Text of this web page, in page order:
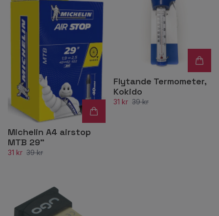
Michelin A4 airstop
MTB 29"
31 kr 39 kr
Flytande Termometer,
Kokido
31 kr 39 kr